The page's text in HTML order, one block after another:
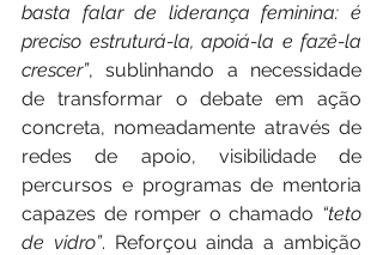
basta falar de liderança feminina: é
preciso estruturá-la, apoiá-la e fazê-la
crescer”, sublinhando a necessidade
de transformar o debate em ação
concreta, nomeadamente através de
redes de apoio, visibilidade de
percursos e programas de mentoria
capazes de romper o chamado “teto
de vidro”. Reforçou ainda a ambição